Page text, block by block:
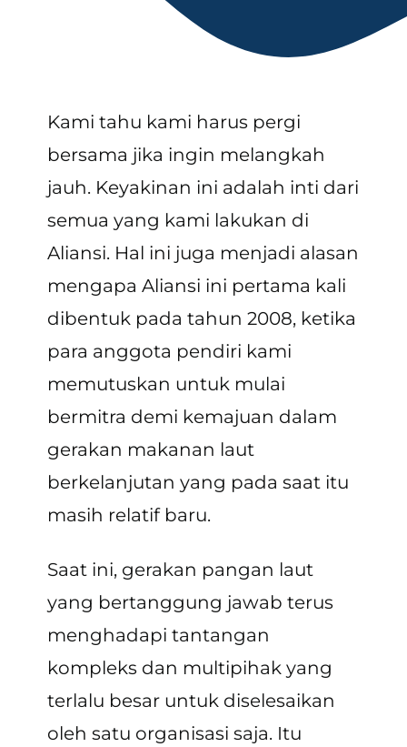
Kami tahu kami harus pergi
bersama jika ingin melangkah
jauh. Keyakinan ini adalah inti dari
semua yang kami lakukan di
Aliansi. Hal ini juga menjadi alasan
mengapa Aliansi ini pertama kali
dibentuk pada tahun 2008, ketika
para anggota pendiri kami
memutuskan untuk mulai
bermitra demi kemajuan dalam
gerakan makanan laut
berkelanjutan yang pada saat itu
masih relatif baru.
Saat ini, gerakan pangan laut
yang bertanggung jawab terus
menghadapi tantangan
kompleks dan multipihak yang
terlalu besar untuk diselesaikan
oleh satu organisasi saja. Itu